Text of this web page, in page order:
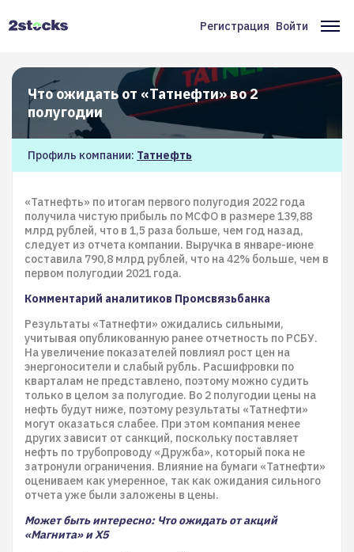
Меню
учётной
записи
Регистрация Войти
Что ожидать от «Татнефти» во 2
полугодии
Профиль компании: Татнефть
«Татнефть» по итогам первого полугодия 2022 года
получила чистую прибыль по МСФО в размере 139,88
млрд рублей, что в 1,5 раза больше, чем год назад,
следует из отчета компании. Выручка в январе-июне
составила 790,8 млрд рублей, что на 42% больше, чем в
первом полугодии 2021 года.
Комментарий аналитиков Промсвязьбанка
Результаты «Татнефти» ожидались сильными,
учитывая опубликованную ранее отчетность по РСБУ.
На увеличение показателей повлиял рост цен на
энергоносители и слабый рубль. Расшифровки по
кварталам не представлено, поэтому можно судить
только в целом за полугодие. Во 2 полугодии цены на
нефть будут ниже, поэтому результаты «Татнефти»
могут оказаться слабее. При этом компания менее
других зависит от санкций, поскольку поставляет
нефть по трубопроводу «Дружба», который пока не
затронули ограничения. Влияние на бумаги «Татнефти»
оцениваем как умеренное, так как ожидания сильного
отчета уже были заложены в цены.
Может быть интересно: Что ожидать от акций
«Магнита» и X5